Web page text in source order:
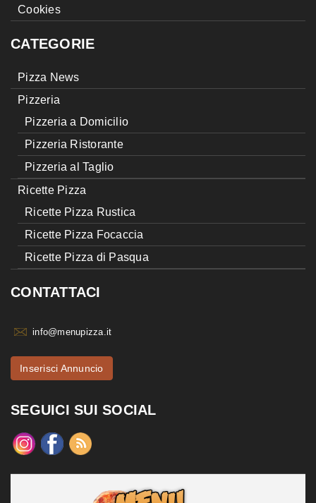
Cookies
CATEGORIE
Pizza News
Pizzeria
Pizzeria a Domicilio
Pizzeria Ristorante
Pizzeria al Taglio
Ricette Pizza
Ricette Pizza Rustica
Ricette Pizza Focaccia
Ricette Pizza di Pasqua
CONTATTACI
info@menupizza.it
Inserisci Annuncio
SEGUICI SUI SOCIAL